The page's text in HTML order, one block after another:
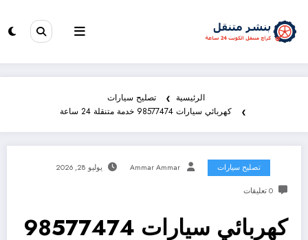
الرئيسية
تصليح سيارات
كهربائي سيارات 98577474 خدمة متنقلة 24 ساعة
تصليح سيارات Ammar Ammar يوليو 28, 2026
0 تعليقات
كهربائي سيارات 98577474